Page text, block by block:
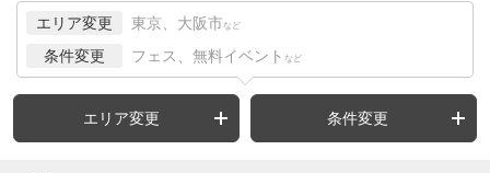
エリア変更 東京、大阪市 など
条件変更 フェス、無料イベント など
エリア変更 条件変更